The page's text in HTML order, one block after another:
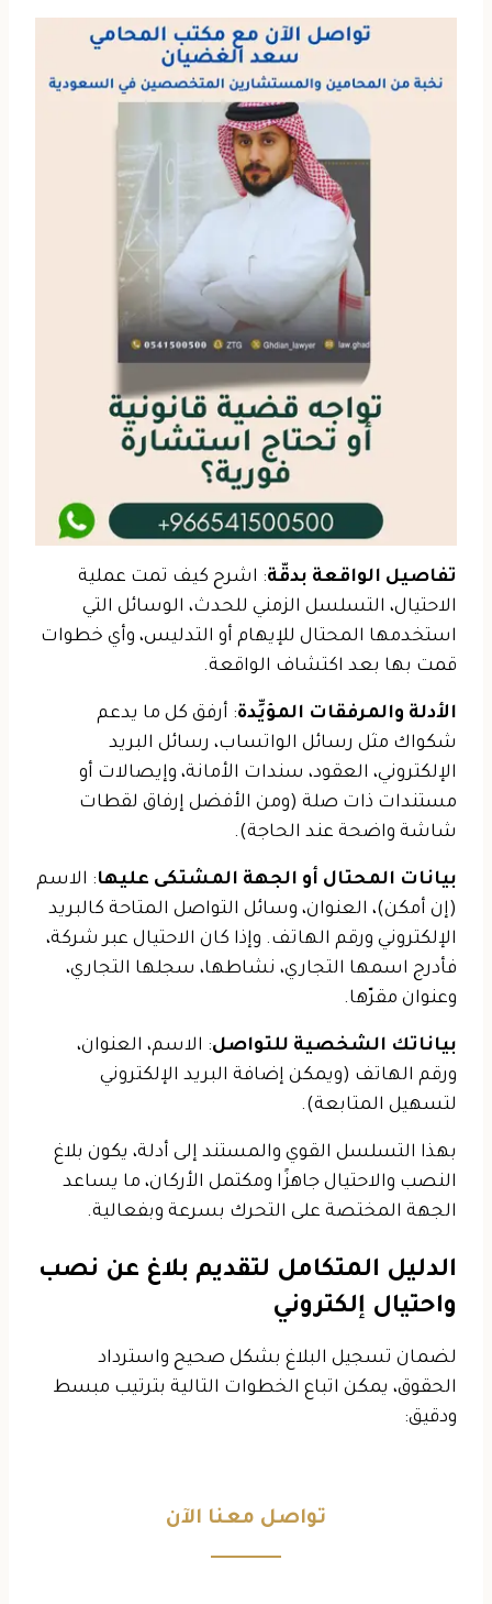
تفاصيل الواقعة بدقّة: اشرح كيف تمت عملية
الاحتيال، التسلسل الزمني للحدث، الوسائل التي
استخدمها المحتال للإيهام أو التدليس، وأي خطوات
قمت بها بعد اكتشاف الواقعة.
الأدلة والمرفقات المؤيِّدة: أرفق كل ما يدعم
شكواك مثل رسائل الواتساب، رسائل البريد
الإلكتروني، العقود، سندات الأمانة، وإيصالات أو
مستندات ذات صلة (ومن الأفضل إرفاق لقطات
شاشة واضحة عند الحاجة).
بيانات المحتال أو الجهة المشتكى عليها: الاسم
(إن أمكن)، العنوان، وسائل التواصل المتاحة كالبريد
الإلكتروني ورقم الهاتف. وإذا كان الاحتيال عبر شركة،
فأدرج اسمها التجاري، نشاطها، سجلها التجاري،
وعنوان مقرّها.
بياناتك الشخصية للتواصل: الاسم، العنوان،
ورقم الهاتف (ويمكن إضافة البريد الإلكتروني
لتسهيل المتابعة).
بهذا التسلسل القوي والمستند إلى أدلة، يكون بلاغ
النصب والاحتيال جاهزًا ومكتمل الأركان، ما يساعد
الجهة المختصة على التحرك بسرعة وبفعالية.
الدليل المتكامل لتقديم بلاغ عن نصب
واحتيال إلكتروني
لضمان تسجيل البلاغ بشكل صحيح واسترداد
الحقوق، يمكن اتباع الخطوات التالية بترتيب مبسط
ودقيق:
تواصل معنا الآن